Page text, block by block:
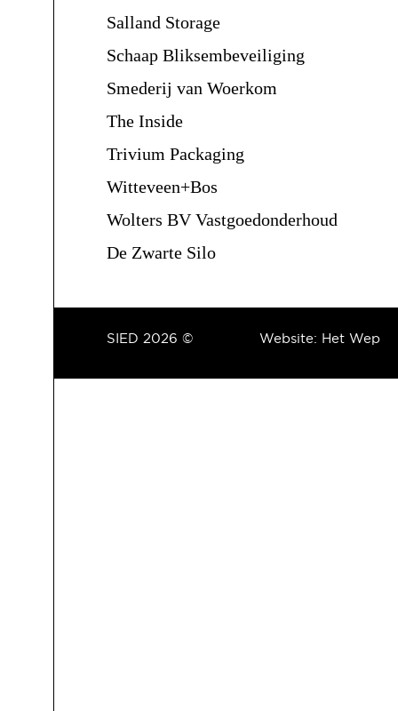
Salland Storage
Schaap Bliksembeveiliging
Smederij van Woerkom
The Inside
Trivium Packaging
Witteveen+Bos
Wolters BV Vastgoedonderhoud
De Zwarte Silo
Website: Het Wep
SIED 2026 ©